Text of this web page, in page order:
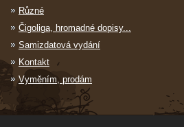
Různé
Čigoliga, hromadné dopisy...
Samizdatová vydání
Kontakt
Vyměním, prodám